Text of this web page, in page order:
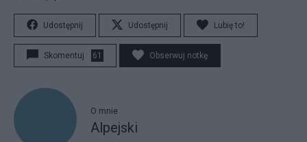
Udostępnij Udostępnij Lubię to!
Skomentuj 61 Obserwuj notkę
O mnie
Alpejski